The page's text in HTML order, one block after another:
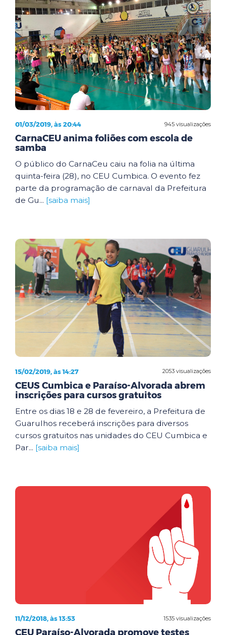
945 visualizações
01/03/2019, às 20:44
CarnaCEU anima foliões com escola de
samba
O público do CarnaCeu caiu na folia na última
quinta-feira (28), no CEU Cumbica. O evento fez
parte da programação de carnaval da Prefeitura
de Gu... [saiba mais]
2053 visualizações
15/02/2019, às 14:27
CEUS Cumbica e Paraíso-Alvorada abrem
inscrições para cursos gratuitos
Entre os dias 18 e 28 de fevereiro, a Prefeitura de
Guarulhos receberá inscrições para diversos
cursos gratuitos nas unidades do CEU Cumbica e
Par... [saiba mais]
1535 visualizações
11/12/2018, às 13:53
CEU Paraíso-Alvorada promove testes